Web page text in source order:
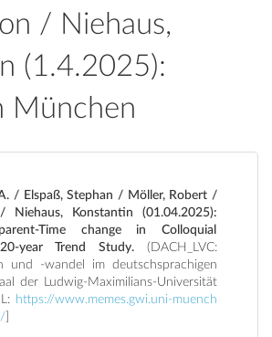
/ Niehaus,
(1.4.2025):
München
/ Elspaß, Stephan / Möller, Robert /
Niehaus, Konstantin (01.04.2025):
Time change in Colloquial
year Trend Study. (DACH_LVC:
und -wandel im deutschsprachigen
der Ludwig-Maximilians-Universität
https://www.memes.gwi.uni-muench